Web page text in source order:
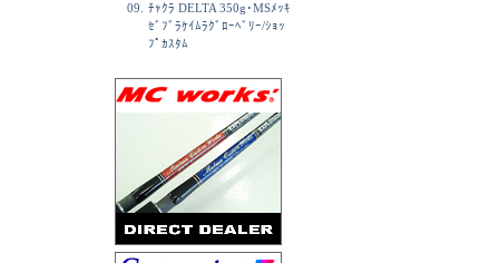
09.
ﾁｬｸﾗ DELTA 350g･MSﾒｯｷ
ｾﾞﾌﾞﾗｹｲﾑﾗｸﾞﾛｰﾍﾞﾘｰ/ｼｮｯ
ﾌﾟｶｽﾀﾑ